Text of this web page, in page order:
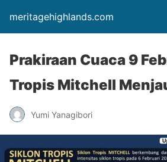
meritagehighlands.com
Prakiraan Cuaca 9
Tropis Mitchell
Yumi Yanagibori